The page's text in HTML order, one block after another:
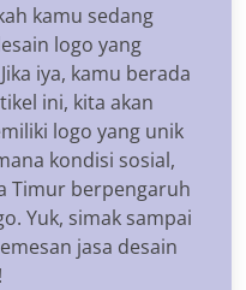
kamu sedang
logo yang
iya, kamu berada
ini, kita akan
logo yang unik
kondisi sosial,
Timur berpengaruh
Yuk, simak sampai
jasa desain